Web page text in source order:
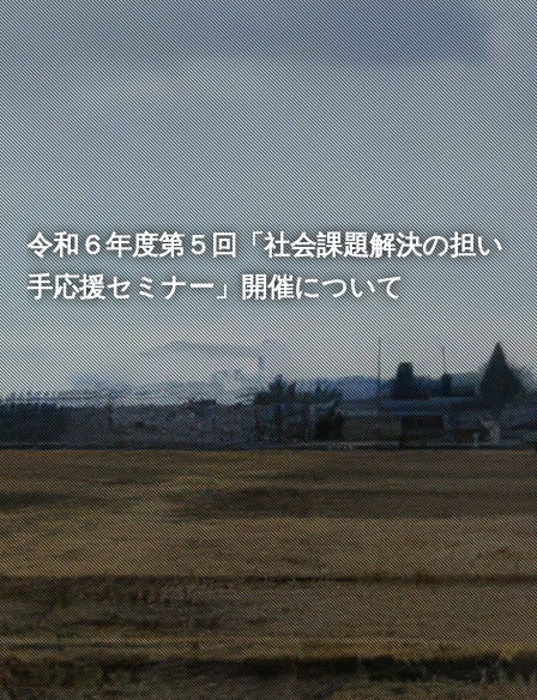
令和６年度第５回「社会課題解決の担い
手応援セミナー」開催について